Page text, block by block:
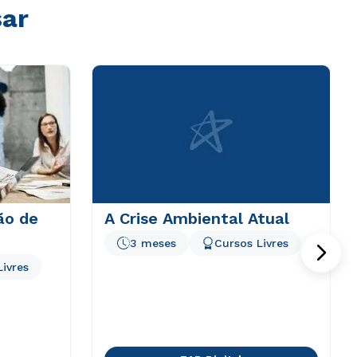
de A Crise Ambiental Atual
3 meses Cursos Livres